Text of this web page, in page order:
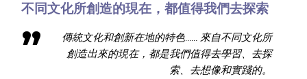
不同文化所創造的現在，都值得我們去探索
傳統文化和創新在地的特色…… 來自不同文化所
創造出來的現在，都是我們值得去學習、去探
索、去想像和實踐的。